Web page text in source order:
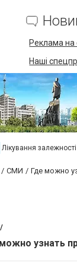
Реклама на
Наші
Лікування
СМИ Где можно
узнать